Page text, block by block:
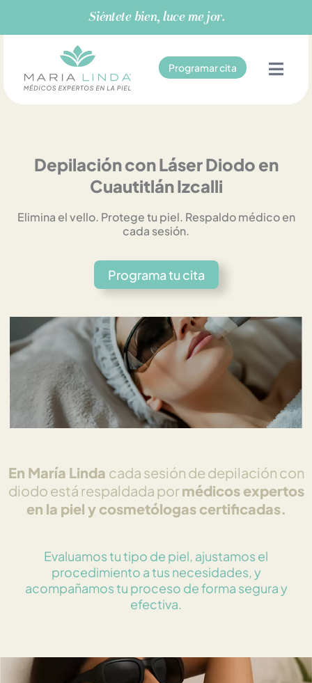
contenido
Siéntete bien, luce mejor.
Programar cita
Depilación con Láser Diodo en
Cuautitlán Izcalli
Elimina el vello. Protege tu piel. Respaldo médico en
cada sesión.
Programa tu cita
En María Linda cada sesión de depilación con
diodo está respaldada pormédicos expertos
en la piel y cosmetólogas certificadas.
Evaluamos tu tipo de piel, ajustamos el
procedimiento a tus necesidades, y
acompañamos tu proceso de forma segura y
efectiva.